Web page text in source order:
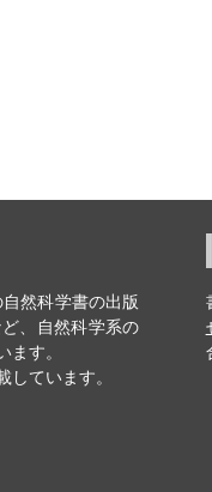
然科学書の出版
、自然科学系の
す。
ています。